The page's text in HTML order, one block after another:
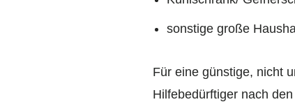
sonstige große
Für eine günstige, nicht
Hilfebedürftiger nach